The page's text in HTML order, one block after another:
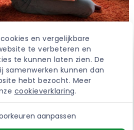
en vergelijkbare
te verbeteren en
te kunnen laten zien. De
samenwerken kunnen dan
hebt bezocht. Meer
cookieverklaring.
aanpassen
de Allianz
te zijn geweest bij Allianz krijg je
ze je motor uit de verzekering
voor particulieren